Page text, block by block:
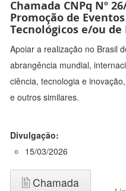
Chamada CNPq Nº
Promoção de
Tecnológicos e/ou de
Apoiar a realização no Brasil
abrangência mundial,
ciência, tecnologia e
e outros similares.
Divulgação:
15/03/2026
Chamada